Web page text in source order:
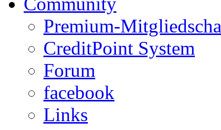
Premium-
CreditPoint System
Forum
facebook
Links